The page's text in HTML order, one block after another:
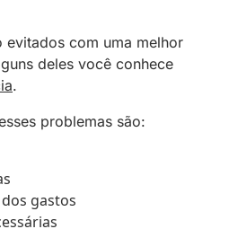
evitados com uma melhor
deles você conhece
.
problemas são:
gastos